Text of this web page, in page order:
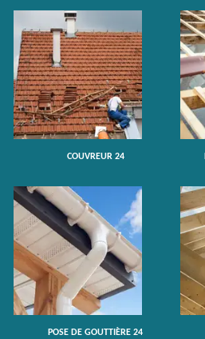
COUVREUR 24
POSE DE GOUTTIÈRE 24